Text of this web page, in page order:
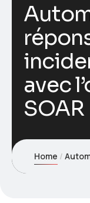
avec
SOAR
Home